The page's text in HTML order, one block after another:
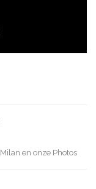
Milan en onze Photos